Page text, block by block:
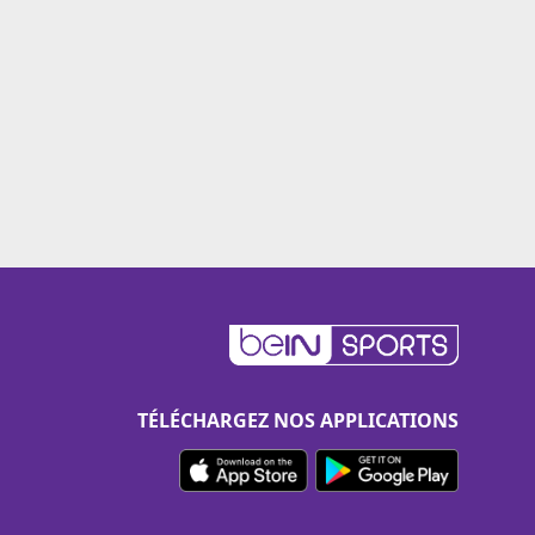
TÉLÉCHARGEZ NOS APPLICATIONS